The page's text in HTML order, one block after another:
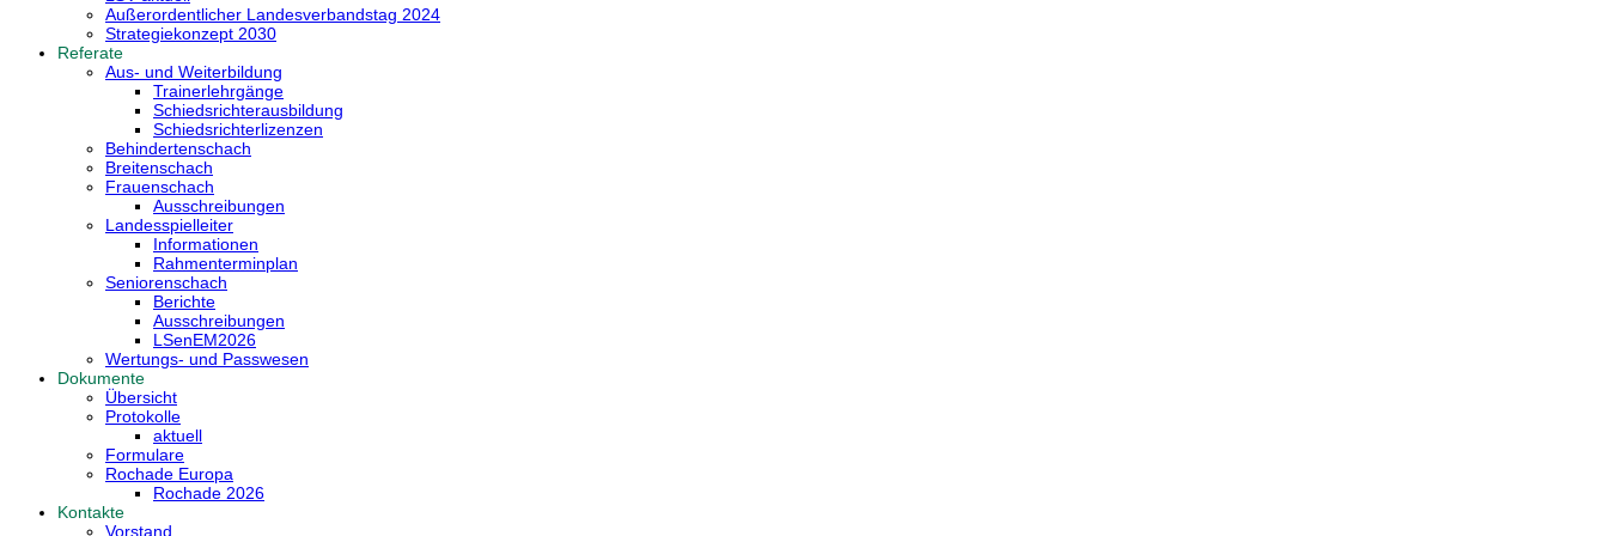
Außerordentlicher Landesverbandstag 2024
Strategiekonzept 2030
Referate
Aus- und Weiterbildung
Trainerlehrgänge
Schiedsrichterausbildung
Schiedsrichterlizenzen
Behindertenschach
Breitenschach
Frauenschach
Ausschreibungen
Landesspielleiter
Informationen
Rahmenterminplan
Seniorenschach
Berichte
Ausschreibungen
LSenEM2026
Wertungs- und Passwesen
Dokumente
Übersicht
Protokolle
aktuell
Formulare
Rochade Europa
Rochade 2026
Kontakte
Vorstand